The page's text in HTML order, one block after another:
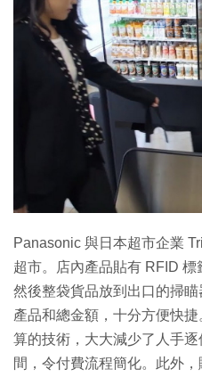
IT Times
生成式AI與雲端應用
Enterprise Digital
Panasonic 與日本超市企業
超市。店內產品貼有 RFID 標
然後整袋貨品放到出口的掃
產品和總金額，十分方便快
算的技術，大大減少了人手
間，令付費流程簡化。此外